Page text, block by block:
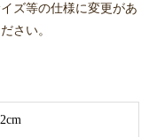
ズ等の仕様に変更があ
さい。